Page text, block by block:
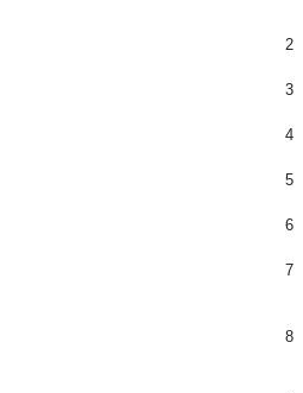
2
3
4
5
6
7
8